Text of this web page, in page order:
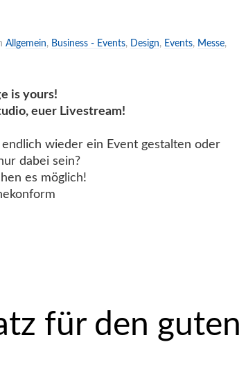
Allgemein, Business - Events, Design, Events, Messe,
is yours!
euer Livestream!
endlich wieder ein Event gestalten oder
dabei sein?
es möglich!
für den guten